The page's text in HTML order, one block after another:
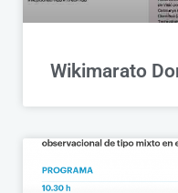
Wikimarato